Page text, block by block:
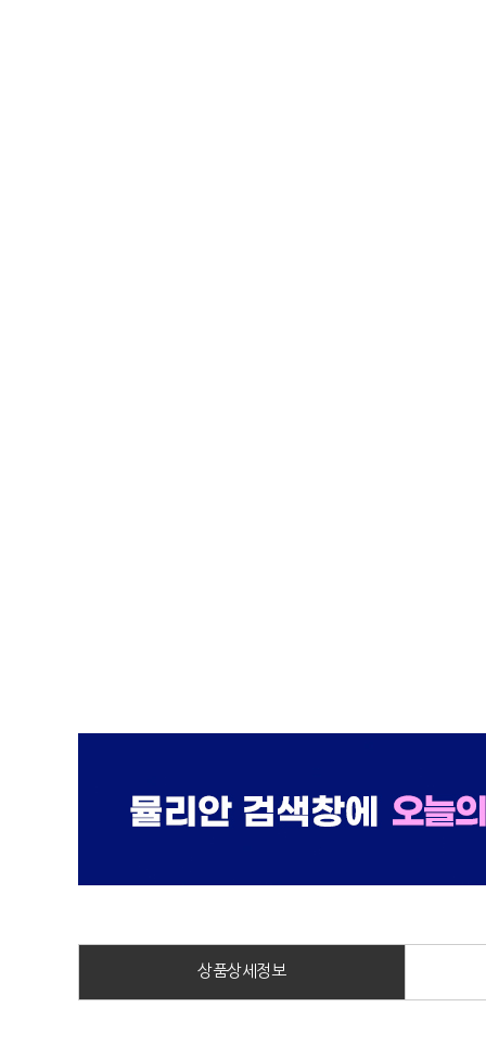
상품상세정보